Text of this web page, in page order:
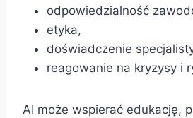
odpowiedzialność
etyka,
doświadczenie
reagowanie na kryzysy i
AI może wspierać edukację,